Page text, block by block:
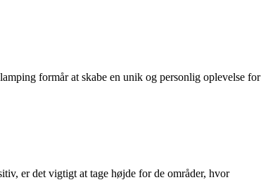
formår at skabe en unik og personlig oplevelse for
er det vigtigt at tage højde for de områder, hvor